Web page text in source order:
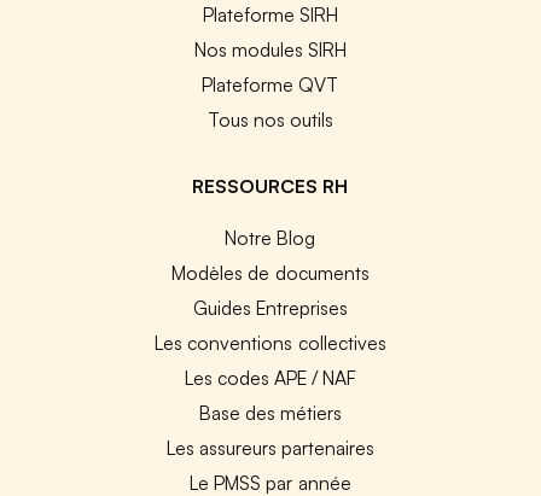
Plateforme SIRH
Nos modules SIRH
Plateforme QVT
Tous nos outils
RESSOURCES RH
Notre Blog
Modèles de documents
Guides Entreprises
Les conventions collectives
Les codes APE / NAF
Base des métiers
Les assureurs partenaires
Le PMSS par année